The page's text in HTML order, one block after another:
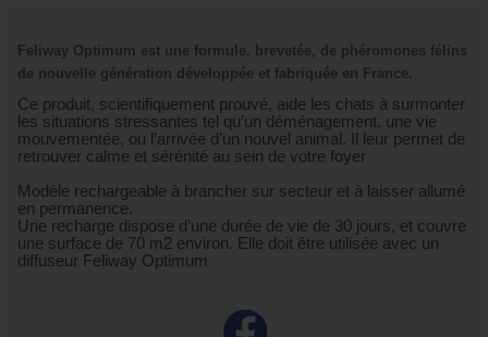
Feliway Optimum est une formule, brevetée, de phéromones félins
de nouvelle génération développée et fabriquée en France.
Ce produit, scientifiquement prouvé, aide les chats à surmonter
les situations stressantes tel qu’un déménagement, une vie
mouvementée, ou l’arrivée d’un nouvel animal. Il leur permet de
retrouver calme et sérénité au sein de votre foyer
Modèle rechargeable à brancher sur secteur et à laisser allumé
en permanence.
Une recharge dispose d’une durée de vie de 30 jours, et couvre
une surface de 70 m2 environ. Elle doit être utilisée avec un
diffuseur Feliway Optimum